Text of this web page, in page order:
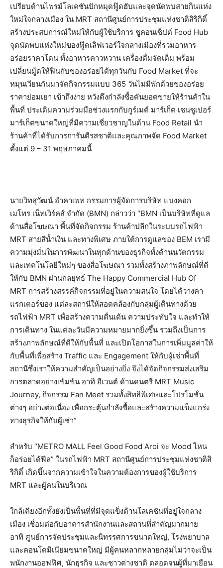
เปรียบด้านไพรม์โลเคชันปักหมุดฟู๊ดฮับและจุดนัดพบสายกินแห่ง
ใหม่ใจกลางเมือง ใน MRT สถานีศูนย์การประชุมแห่งชาติสิริกิติ์
สร้างประสบการณ์ใหม่ให้กับผู้ใช้บริการ ชูคอนเซ็ปต์ Food Hub
จุดนัดพบแห่งใหม่ของฟู๊ดเลิฟเวอร์ใจกลางเมืองที่รวมอาหาร
อร่อยราคาโดน ทั้งอาหารคาวหวาน เครื่องดื่มจัดเต็ม พร้อม
เปลี่ยนมู้ดให้ฟินกับของอร่อยได้ทุกวันกับ Food Market ที่จะ
หมุนเวียนกันมาจัดกิจกรรมแบบ 365 วันไม่มีพักด้วยของอร่อย
ราคาย่อมเยา เข้าถึงง่าย หวังดึงกำลังซื้อดันยอดขายให้ร้านค้าใน
พื้นที่ ประเดิมความร่วมมือช่วงแรกกับกูร์เมต์ มาร์เก็ต เชนซูเปอร์
มาร์เก็ตขนาดใหญ่ที่มีความเชี่ยวชาญในด้าน Food Retail นำ
ร้านค้าที่ได้รับการการันตีรสชาติและคุณภาพจัด Food Market
ตั้งแต่ 9 – 31 พฤษภาคมนี้
นายวิทสุวัฒน์ อำคาเพท กรรมการผู้จัดการบริษัท แบงคอก
เมโทร เน็ทเวิร์คส์ จำกัด (BMN) กล่าวว่า “BMN เป็นบริษัทที่ดูแล
ด้านสื่อโฆษณา พื้นที่จัดกิจกรรม ร้านค้าปลีกในระบบรถไฟฟ้า
MRT สายสีน้ำเงิน และทางพิเศษ ภายใต้การดูแลของ BEM เรามี
ความมุ่งมั่นในการพัฒนาในทุกด้านของธุรกิจทั้งด้านนวัตกรรม
และเทคโนโลยีใหม่ๆ ของสื่อโฆษณา รวมทั้งสร้างภาพลักษณ์ที่ดี
ให้กับ BMN ผ่านกลยุทธ์ The Happy Commercial Hub Of
MRT การสร้างสรรค์กิจกรรมที่อยู่ในความสนใจ โดยได้วางคา
แรกเตอร์ของ แต่ละสถานีให้สอดคล้องกับกลุ่มผู้เดินทางด้วย
รถไฟฟ้า MRT เพื่อสร้างความตื่นเต้น ความประทับใจ และทำให้
การเดินทาง ในแต่ละวันมีความหมายมากยิ่งขึ้น รวมถึงเป็นการ
สร้างภาพลักษณ์ที่ดีให้กับพื้นที่ และเปิดโอกาสในการเพิ่มมูลค่าให้
กับพื้นที่เพื่อสร้าง Traffic และ Engagement ให้กับผู้เช่าพื้นที่
สถานีซึ่งเราให้ความสำคัญเป็นอย่างยิ่ง จึงได้จัดกิจกรรมส่งเสริม
การตลาดอย่างเข้มข้น อาทิ อีเวนต์ ด้านดนตรี MRT Music
Journey, กิจกรรม Fan Meet รวมทั้งสิทธิพิเศษและโปรโมชั่น
ต่างๆ อย่างต่อเนื่อง เพื่อกระตุ้นกำลังซื้อและสร้างความแข็งแกร่ง
ทางธุรกิจให้กับผู้เช่า”
สำหรับ “METRO MALL Feel Good Food Aroi จะ Mood ไหน
ก็อร่อยได้ฟีล” ในรถไฟฟ้า MRT สถานีศูนย์การประชุมแห่งชาติสิ
ริกิติ์ เกิดขึ้นจากความเข้าใจในความต้องการของผู้ใช้บริการ
MRT และผู้คนในบริเวณ
ใกล้เคียงอีกทั้งยังเป็นพื้นที่ที่มีจุดแข็งด้านโลเคชันที่อยู่ใจกลาง
เมือง เชื่อมต่อกับอาคารสำนักงานและสถานที่สำคัญมากมาย
อาทิ ศูนย์การจัดประชุมและนิทรรศการขนาดใหญ่, โรงพยาบาล
และคอนโดมิเนียมขนาดใหญ่ มีผู้คนหลากหลายกลุ่มไม่ว่าจะเป็น
พนักงานออฟฟิศ, นักธุรกิจ และชาวต่างชาติ ตลอดจนผู้ที่มาเยือน